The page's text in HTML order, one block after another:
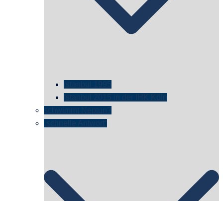
istanbul 1995
Istanbul 2015 in der IHK Köln
schwimmt Neptun?
„schnelle Antwort“